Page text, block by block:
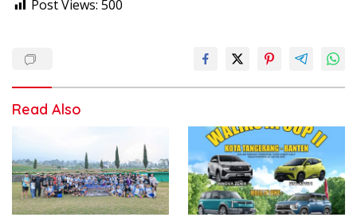
Post Views: 500
Read Also